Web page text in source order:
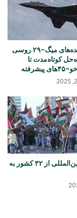
تحویل جنگنده‌های میگ-۲۹ روسی
کوتاه‌مدت تا
راهپیمایی بین‌المللی از ۳۲ کشور به